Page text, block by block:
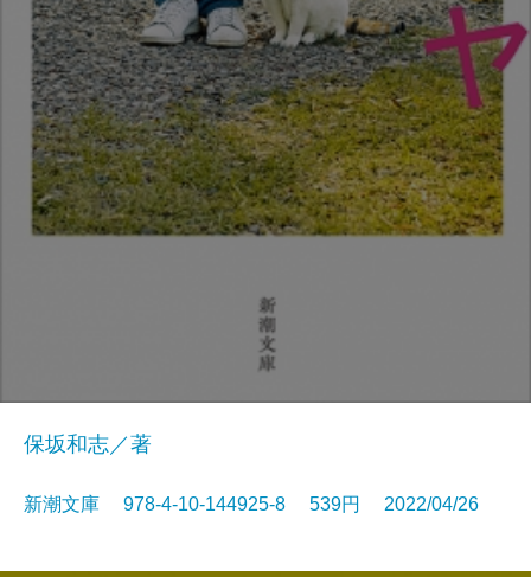
保坂和志／著
新潮文庫 978-4-10-144925-8 539円 2022/04/26